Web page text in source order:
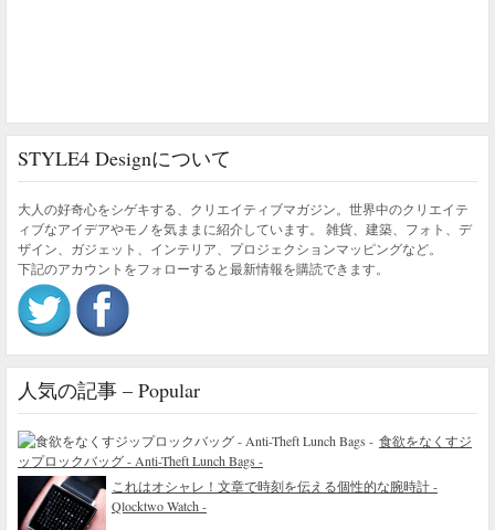
STYLE4 Designについて
大人の好奇心をシゲキする、クリエイティブマガジン。世界中のクリエイテ
ィブなアイデアやモノを気ままに紹介しています。 雑貨、建築、フォト、デ
ザイン、ガジェット、インテリア、プロジェクションマッピングなど。
下記のアカウントをフォローすると最新情報を購読できます。
人気の記事 – Popular
食欲をなくすジ
ップロックバッグ - Anti-Theft Lunch Bags -
これはオシャレ！文章で時刻を伝える個性的な腕時計 -
Qlocktwo Watch -